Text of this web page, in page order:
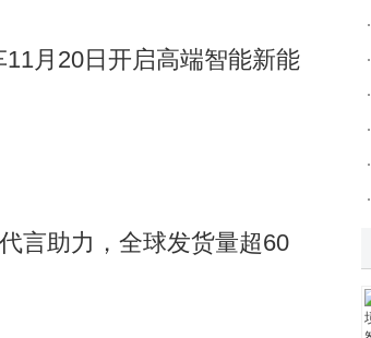
月20日开启高端智能新能
言助力，全球发货量超60